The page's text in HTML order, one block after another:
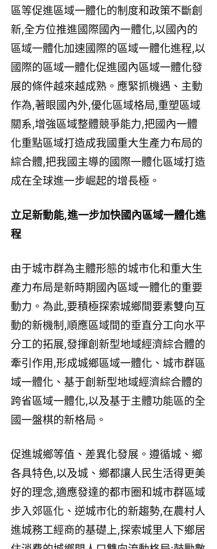
區等促進區域一體化的制度和政策不斷創
新,全方位推進國際國內一體化,以國內的
區域一體化加速國際的區域一體化進程,以
國際的區域一體化促進國內區域一體化發
展的條件越來越成熟。應緊抓機遇、主動
作為,著眼國內外,優化區域格局,重塑區域
關系,增強區域整體競爭能力,把國內一體
化重點區域打造成我國重大生產力布局的
綜合體,把我國主導的國際一體化區域打造
成在全球進一步崛起的增長極。
立足新動能,進一步加快國內區域一體化進
程
由于城市群為主體形態的城市化和重大生
產力布局是新時期國內區域一體化的重要
動力。為此,要積極探索城鄉間要素雙向互
動的新機制,順應區域間的垂直分工向水平
分工的拓展,發揮創新型地域經濟綜合體的
牽引作用,形成城鄉區域一體化、城市群區
域一體化、基于創新型地域經濟綜合體的
跨省區域一體化,以及基于主體功能區的全
國一盤棋的新格局。
促進城鄉等值、差異化發展。遵循城、鄉
各具特色,以及城、鄉都讓人民生活得更美
好的理念,適應發達的都市圈和城市群區域
步入郊區化、逆城市化的新趨勢,在農村人
進城務工經商的基礎上,探索城里人下鄉居